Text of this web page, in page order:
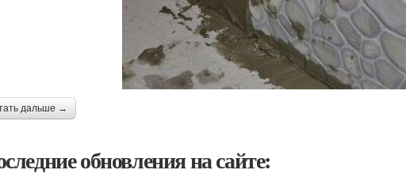
дальше →
обновления на сайте: